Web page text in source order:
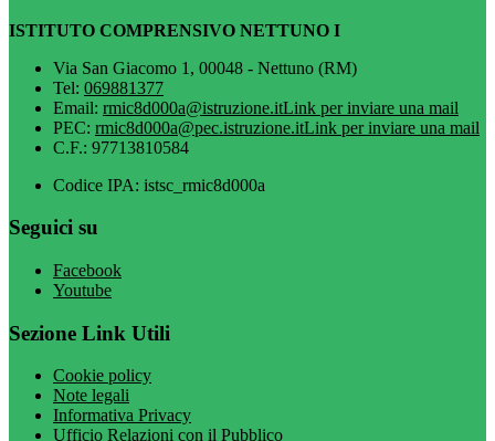
ISTITUTO COMPRENSIVO NETTUNO I
Via San Giacomo 1, 00048 - Nettuno (RM)
Tel: 069881377
Email: rmic8d000a@istruzione.itLink per inviare una mail
PEC: rmic8d000a@pec.istruzione.itLink per inviare una mail
C.F.: 97713810584
Codice IPA: istsc_rmic8d000a
Seguici su
Facebook
Youtube
Sezione Link Utili
Cookie policy
Note legali
Informativa Privacy
Ufficio Relazioni con il Pubblico